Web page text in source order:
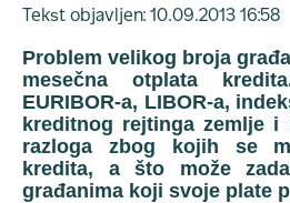
Tekst objavljen: 10.09.2013 16:58
Problem velikog broja
mesečna otplata
EURIBOR-a, LIBOR-a,
kreditnog rejtinga zemlje
razloga zbog kojih se
kredita, a što može
građanima koji svoje plate